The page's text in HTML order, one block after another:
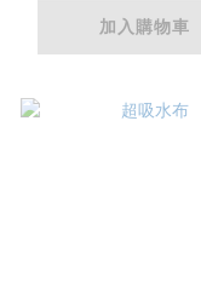
加入購物車